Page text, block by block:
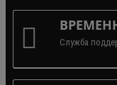
Служба